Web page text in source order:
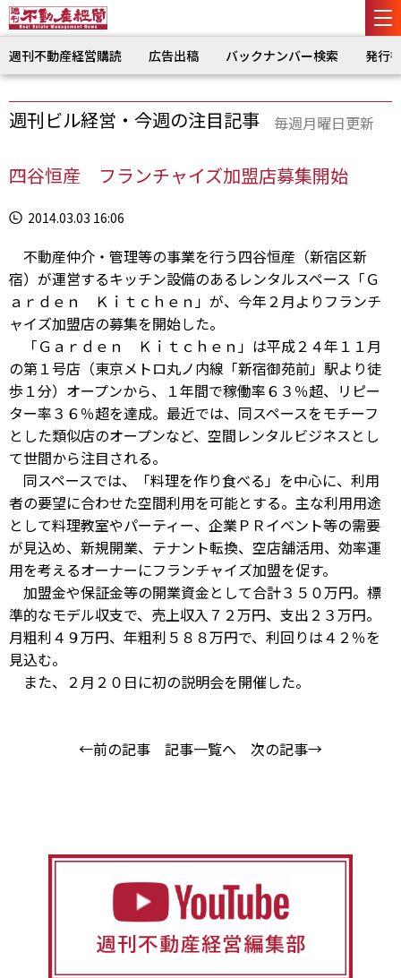
週刊不動産経営購読 広告出稿 バックナンバー検索 発行
週刊ビル経営・今週の注目記事 毎週月曜日更新
四谷恒産 フランチャイズ加盟店募集開始
2014.03.03 16:06
不動産仲介・管理等の事業を行う四谷恒産（新宿区新
宿）が運営するキッチン設備のあるレンタルスペース「Ｇ
ａｒｄｅｎ Ｋｉｔｃｈｅｎ」が、今年２月よりフランチ
ャイズ加盟店の募集を開始した。
「Ｇａｒｄｅｎ Ｋｉｔｃｈｅｎ」は平成２４年１１月
の第１号店（東京メトロ丸ノ内線「新宿御苑前」駅より徒
歩１分）オープンから、１年間で稼働率６３％超、リピー
ター率３６％超を達成。最近では、同スペースをモチーフ
とした類似店のオープンなど、空間レンタルビジネスとし
て世間から注目される。
同スペースでは、「料理を作り食べる」を中心に、利用
者の要望に合わせた空間利用を可能とする。主な利用用途
として料理教室やパーティー、企業ＰＲイベント等の需要
が見込め、新規開業、テナント転換、空店舗活用、効率運
用を考えるオーナーにフランチャイズ加盟を促す。
加盟金や保証金等の開業資金として合計３５０万円。標
準的なモデル収支で、売上収入７２万円、支出２３万円。
月粗利４９万円、年粗利５８８万円で、利回りは４２％を
見込む。
また、２月２０日に初の説明会を開催した。
←前の記事 記事一覧へ 次の記事→